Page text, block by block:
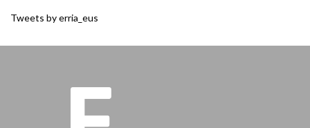
Tweets by erria_eus